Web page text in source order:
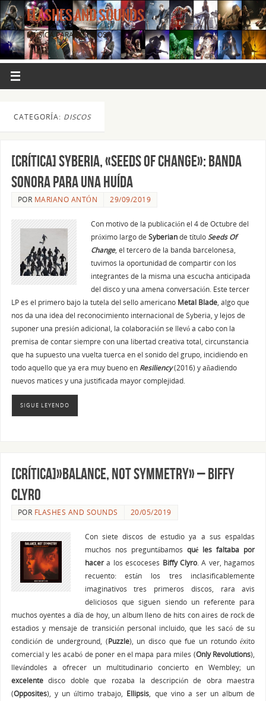
FLASHES AND SOUNDS
MÚSICA PARA LOS OJOS.
CATEGORÍA: DISCOS
[CRÍTICA] SYBERIA, «SEEDS OF CHANGE»: BANDA
SONORA PARA UNA HUÍDA
POR MARIANO ANTÓN 29/09/2019
Con motivo de la publicación el 4 de Octubre del
próximo largo de Syberiande títuloSeeds Of
Change, el tercero de la banda barcelonesa,
tuvimos la oportunidad de compartir con los
integrantes de la misma una escucha anticipada
del disco y una amena conversación. Este tercer
LP es el primero bajo la tutela del sello americano Metal Blade, algo que
nos da una idea del reconocimiento internacional de Syberia, y lejos de
suponer una presión adicional, la colaboración se llevó a cabo con la
premisa de contar siempre con una libertad creativa total, circunstancia
que ha supuesto una vuelta tuerca en el sonido del grupo, incidiendo en
todo aquello que ya era muy bueno en Resiliency(2016) y añadiendo
nuevos matices y una justificada mayor complejidad.
SIGUE LEYENDO
[CRÍTICA]»Balance, Not Symmetry» – Biffy
Clyro
POR FLASHES AND SOUNDS 20/05/2019
Con siete discos de estudio ya a sus espaldas
muchos nos preguntábamos qué les faltaba por
hacera los escoceses Biffy Clyro. A ver, hagamos
recuento: están los tres inclasificablemente
imaginativos tres primeros discos, rara avis
deliciosos que siguen siendo un referente para
muchos oyentes a día de hoy, un album lleno de hits con aires de rock de
estadios y mensaje de transición personal incluido, que les sacó de su
condición de underground, (Puzzle), un disco que fue un rotundo éxito
comercial y les acabó de poner en el mapa para miles (Only Revolutions),
llevándoles a ofrecer un multitudinario concierto en Wembley; un
excelentedisco doble que rozaba la descripción de obra maestra
(Opposites), y un último trabajo, Ellipsis, que vino a ser un album de